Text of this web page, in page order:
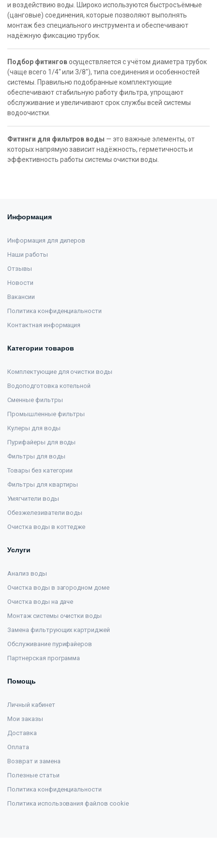
и воздействию воды. Широко используются быстросъёмные
(цанговые) соединения, которые позволяют выполнять
монтаж без специального инструмента и обеспечивают
надёжную фиксацию трубок.
Подбор фитинговосуществляется с учётом диаметра трубок
(чаще всего 1/4″ или 3/8″), типа соединения и особенностей
системы. Правильно подобранные комплектующие
обеспечивают стабильную работу фильтра, упрощают
обслуживание и увеличивают срок службы всей системы
водоочистки.
Фитинги для фильтров воды — это важные элементы, от
которых напрямую зависит надёжность, герметичность и
эффективность работы системы очистки воды.
Информация
Информация для дилеров
Наши работы
Отзывы
Новости
Вакансии
Политика конфиденциальности
Контактная информация
Категории товаров
Комплектующие для очистки воды
Водоподготовка котельной
Сменные фильтры
Промышленные фильтры
Кулеры для воды
Пурифайеры для воды
Фильтры для воды
Товары без категории
Фильтры для квартиры
Умягчители воды
Обезжелезиватели воды
Очистка воды в коттедже
Услуги
Анализ воды
Очистка воды в загородном доме
Очистка воды на даче
Монтаж системы очистки воды
Замена фильтрующих картриджей
Обслуживание пурифайеров
Партнерская программа
Помощь
Личный кабинет
Мои заказы
Доставка
Оплата
Возврат и замена
Полезные статьи
Политика конфиденциальности
Политика использования файлов cookie